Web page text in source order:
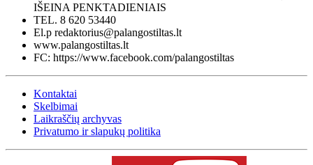
IŠEINA PENKTADIENIAIS
TEL. 8 620 53440
El.p redaktorius@palangostiltas.lt
www.palangostiltas.lt
FC: https://www.facebook.com/palangostiltas
Kontaktai
Skelbimai
Laikraščių archyvas
Privatumo ir slapukų politika